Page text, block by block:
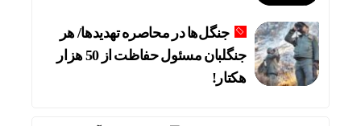
جنگل‌ها در محاصره تهدیدها/ هر
جنگلبان مسئول حفاظت از 50 هزار
هکتار!